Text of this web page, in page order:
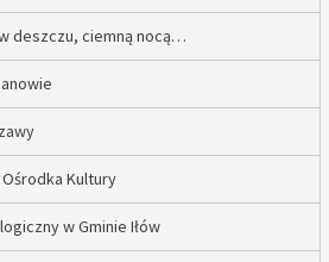
deszczu, ciemną nocą…
Kultury
w Gminie Iłów